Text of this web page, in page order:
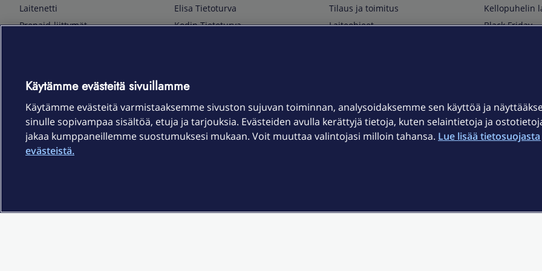
Laitenetti
Prepaid-liittymät
TV & audio
Kodinkoneet
Kamerat ja dronet
Kellot ja rannekkeet
Elisa Tietoturva
Kodin Tietoturva
Elisa Kotiverkko
Elisa Pilvilinna
Elisa Laiteturva
Elisa Rinnakkaisliittymät
Tilaus ja toimitus
Laiteohjeet
Kuuluvuuskartta
Asiakastiedotteet
OmaElisa-sovellus
Kellopuhelin
Black Friday
Käytämme evästeitä sivuillamme
Käytämme evästeitä varmistaaksemme sivuston sujuvan toiminnan, analysoidaksemme sen käyttöä ja
sinulle sopivampaa sisältöä, etuja ja tarjouksia. Evästeiden avulla kerättyjä tietoja, kuten selaintietoja ja
jakaa kumppaneillemme suostumuksesi mukaan. Voit muuttaa valintojasi milloin tahansa. Lue lisää tietosuojasta
evästeistä.